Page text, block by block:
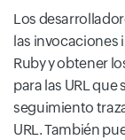
Los
las invocaciones
Ruby y obtener
para las URL que
seguimiento
URL. También